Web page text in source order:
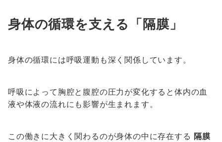
身体の循環を支える「隔膜」
身体の循環には呼吸運動も深く関係しています。
呼吸によって胸腔と腹腔の圧力が変化すると体内の血
液や体液の流れにも影響が生まれます。
この働きに大きく関わるのが身体の中に存在する 隔膜